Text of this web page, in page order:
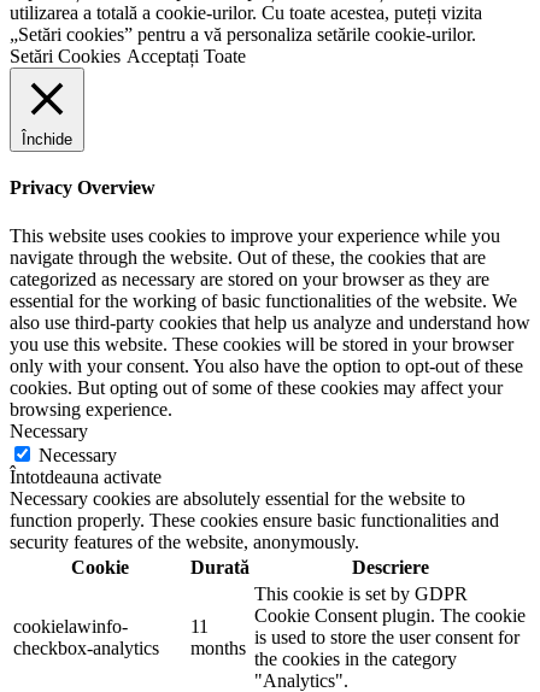
utilizarea a totală a cookie-urilor. Cu toate acestea, puteți vizita
„Setări cookies” pentru a vă personaliza setările cookie-urilor.
Setări Cookies Acceptați Toate
Închide
Privacy Overview
This website uses cookies to improve your experience while you
navigate through the website. Out of these, the cookies that are
categorized as necessary are stored on your browser as they are
essential for the working of basic functionalities of the website. We
also use third-party cookies that help us analyze and understand how
you use this website. These cookies will be stored in your browser
only with your consent. You also have the option to opt-out of these
cookies. But opting out of some of these cookies may affect your
browsing experience.
Necessary
Necessary
Întotdeauna activate
Necessary cookies are absolutely essential for the website to
function properly. These cookies ensure basic functionalities and
security features of the website, anonymously.
Cookie
Durată Descriere
cookielawinfo-
checkbox-analytics
11
months
This cookie is set by GDPR
Cookie Consent plugin. The cookie
is used to store the user consent for
the cookies in the category
"Analytics".